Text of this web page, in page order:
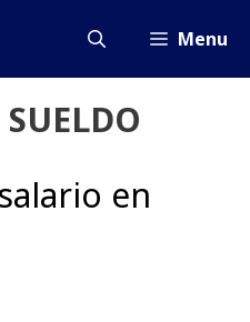
Menu
en